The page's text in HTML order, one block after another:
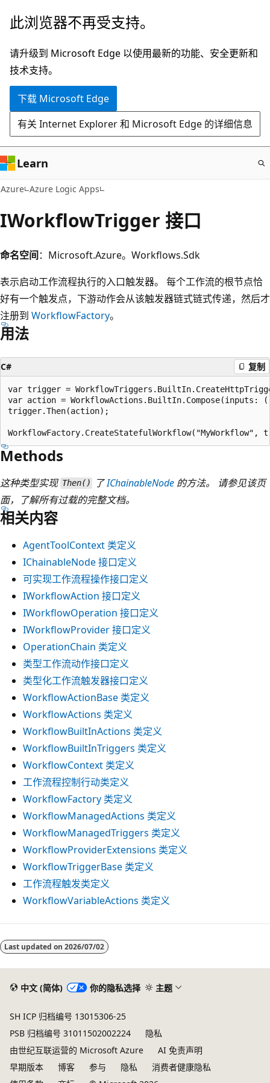
跳
主
要
内
此浏览器不再受支持。
请升级到 Microsoft Edge 以使用最新的功能、安全更新和
技术支持。
下载 Microsoft Edge
有关 Internet Explorer 和 Microsoft Edge 的详细信息
Learn
Azure Azure Logic Apps
IWorkflowTrigger 接口
命名空间：Microsoft.Azure。Workflows.Sdk
表示启动工作流程执行的入口触发器。 每个工作流的根节点恰
好有一个触发点，下游动作会从该触发器链式链式传递，然后才
注册到 WorkflowFactory。
用法
C# 复制
var trigger =
var action = WorkflowActions.BuiltIn.Compose(inputs:
trigger.Then(action);
Methods
这种类型实现 Then() 了IChainableNode 的方法。 请参见该页
面，了解所有过载的完整文档。
相关内容
AgentToolContext 类定义
IChainableNode 接口定义
可实现工作流程操作接口定义
IWorkflowAction 接口定义
IWorkflowOperation 接口定义
IWorkflowProvider 接口定义
OperationChain 类定义
类型工作流动作接口定义
类型化工作流触发器接口定义
WorkflowActionBase 类定义
WorkflowActions 类定义
WorkflowBuiltInActions 类定义
WorkflowBuiltInTriggers 类定义
WorkflowContext 类定义
工作流程控制行动类定义
WorkflowFactory 类定义
WorkflowManagedActions 类定义
WorkflowManagedTriggers 类定义
WorkflowProviderExtensions 类定义
WorkflowTriggerBase 类定义
工作流程触发类定义
WorkflowVariableActions 类定义
阅
读Last updated on 2026/07/02
中文 (简体) 你的隐私选择 主题
SH ICP 归档编号 13015306-25
PSB 归档编号 31011502002224
隐私
由世纪互联运营的 Microsoft Azure
AI 免责声明
早期版本
博客 参与 隐私
消费者健康隐私